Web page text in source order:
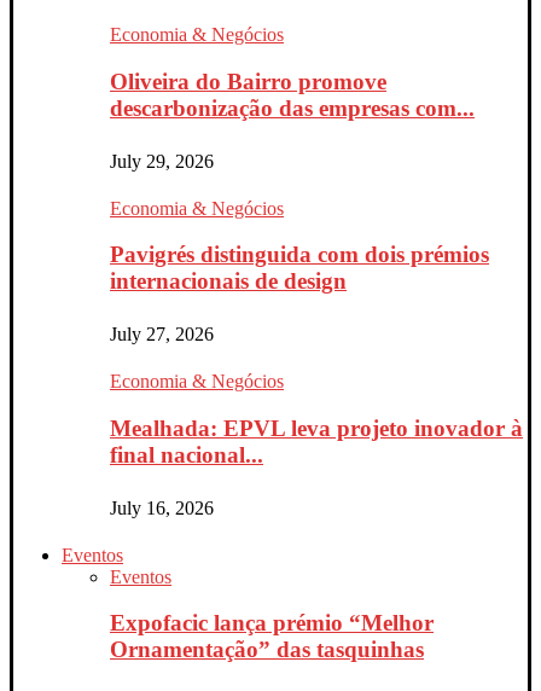
Economia & Negócios
Oliveira do Bairro promove
descarbonização das empresas com...
July 29, 2026
Economia & Negócios
Pavigrés distinguida com dois prémios
internacionais de design
July 27, 2026
Economia & Negócios
Mealhada: EPVL leva projeto inovador à
final nacional...
July 16, 2026
Eventos
Eventos
Expofacic lança prémio “Melhor
Ornamentação” das tasquinhas